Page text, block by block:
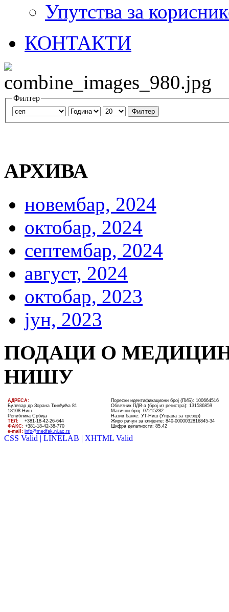
Упутства за
КОНТАКТИ
Филтер
Филтер
АРХИВА
новембар, 2024
октобар, 2024
септембар, 2024
август, 2024
октобар, 2023
јун, 2023
ПОДАЦИ О
НИШУ
AДРЕСА:
Булевар др Зорана Ђинђића 81
18108 Ниш
Република Србија
ТЕЛ: +381-18-42-26-644
ФАКС: +381-18-42-38-770
e-mail: info@medfak.ni.ac.rs
Порески идентификациони број (ПИБ): 100664516
Обвезник ПДВ-а (број из регистра): 131586859
Матични број: 07215282
Назив банке: УT-Ниш (Управа за трезор)
Жиро рачун за клијенте:840-0000032816845-34
Шифра делатности: 85.42
CSS Valid | LINELAB | XHTML Valid